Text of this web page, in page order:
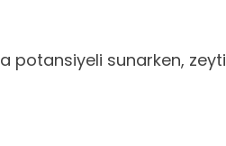
sunarken,